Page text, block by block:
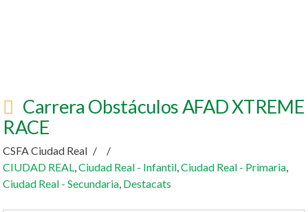
Carrera Obstáculos AFAD XTREME
RACE
CSFA Ciudad Real
CIUDAD REAL,Ciudad Real - Infantil,Ciudad Real - Primaria,
Ciudad Real - Secundaria, Destacats